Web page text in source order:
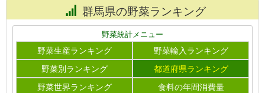
群馬県の野菜ランキング
野菜統計メニュー
野菜生産ランキング
野菜輸入ランキング
野菜別ランキング
都道府県ランキング
野菜世界ランキング
食料の年間消費量